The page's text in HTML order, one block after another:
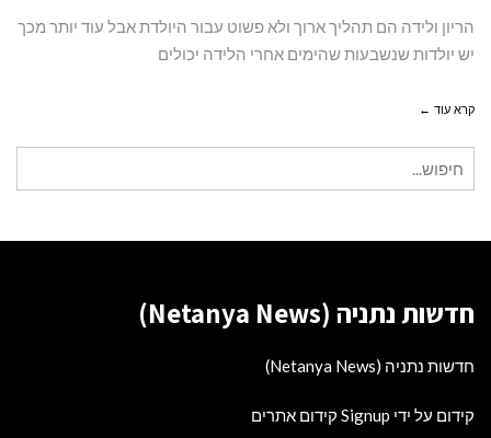
מתנות
לידה
הריון ולידה הם תהליך ארוך ולא פשוט עבור היולדת אבל עוד יותר מכך
יש יולדות שנשבעות שהימים אחרי הלידה יכולים
קרא עוד ←
עבור:
חדשות נתניה (Netanya News)
חדשות נתניה (Netanya News)
קידום על ידי Signup קידום אתרים